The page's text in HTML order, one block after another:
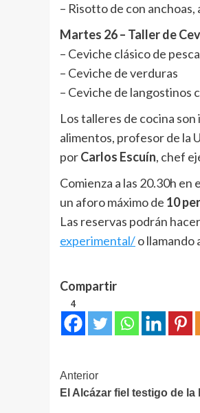
– Risotto de con
Martes 26 – Taller de
– Ceviche clásico de
– Ceviche de verduras
– Ceviche de langostinos
Los talleres de cocina
alimentos, profesor de la
porCarlos Escuín, chef
Comienza a las 20.30h
un aforo máximo de 10
Las reservas podrán
experimental/o llamando
Compartir
4
Navegación
de
Anterior
El Alcázar fiel testigo de